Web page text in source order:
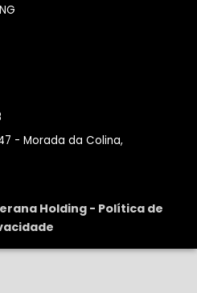
- Morada da Colina,
Holding - Política de